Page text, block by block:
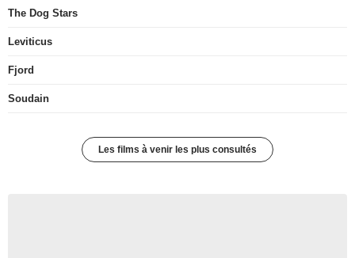
The Dog Stars
Leviticus
Fjord
Soudain
Les films à venir les plus consultés